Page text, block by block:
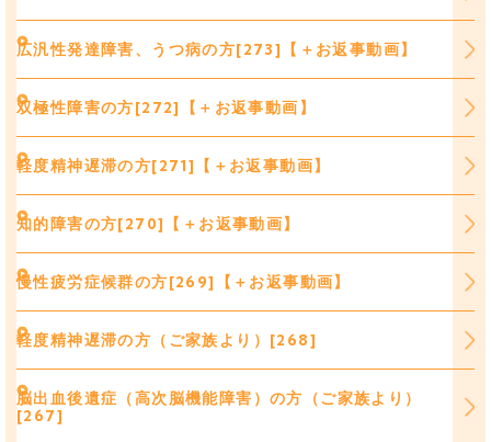
広汎性発達障害、うつ病の方[273]【＋お返事動画】
双極性障害の方[272]【＋お返事動画】
軽度精神遅滞の方[271]【＋お返事動画】
知的障害の方[270]【＋お返事動画】
慢性疲労症候群の方[269]【＋お返事動画】
軽度精神遅滞の方（ご家族より）[268]
脳出血後遺症（高次脳機能障害）の方（ご家族より）
[267]